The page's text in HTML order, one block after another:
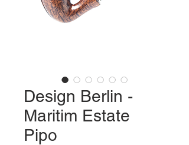
Design Berlin -
Maritim Estate
Pipo